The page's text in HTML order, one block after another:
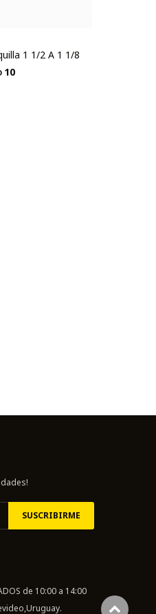
1 1/2 A 1 1/8
10
SUSCRIBIRME
de 10:00 a 14:00